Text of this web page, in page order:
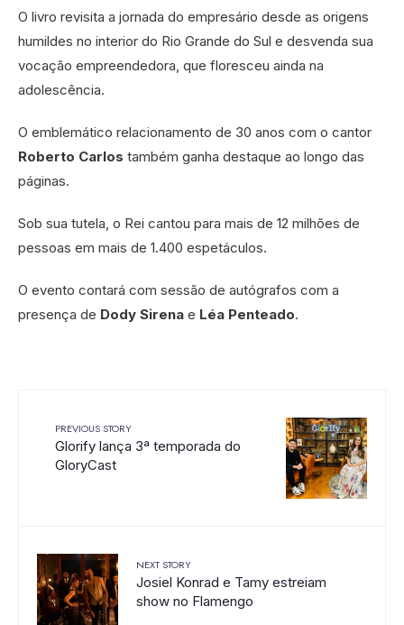
O livro revisita a jornada do empresário desde as origens
humildes no interior do Rio Grande do Sul e desvenda sua
vocação empreendedora, que floresceu ainda na
adolescência.
O emblemático relacionamento de 30 anos com o cantor
Roberto Carlos também ganha destaque ao longo das
páginas.
Sob sua tutela, o Rei cantou para mais de 12 milhões de
pessoas em mais de 1.400 espetáculos.
O evento contará com sessão de autógrafos com a
presença de Dody Sirena e Léa Penteado.
PREVIOUS STORY
Glorify lança 3ª temporada do
GloryCast
NEXT STORY
Josiel Konrad e Tamy estreiam
show no Flamengo